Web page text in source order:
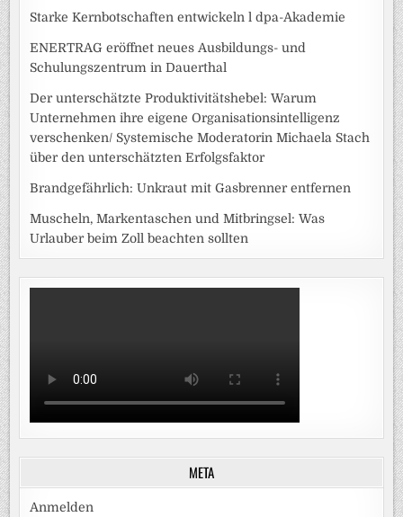
Starke Kernbotschaften entwickeln l dpa-Akademie
ENERTRAG eröffnet neues Ausbildungs- und
Schulungszentrum in Dauerthal
Der unterschätzte Produktivitätshebel: Warum
Unternehmen ihre eigene Organisationsintelligenz
verschenken/ Systemische Moderatorin Michaela Stach
über den unterschätzten Erfolgsfaktor
Brandgefährlich: Unkraut mit Gasbrenner entfernen
Muscheln, Markentaschen und Mitbringsel: Was
Urlauber beim Zoll beachten sollten
META
Anmelden